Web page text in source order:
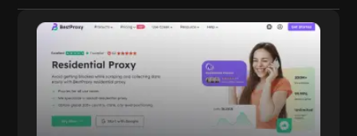
斯洛伐克
愛爾蘭
烏克蘭
巴基斯坦
谷歌
臉書
YesMovies
Torrent Galaxy
付費
ISP
住宅
数据中心
BestProxy
BestProxy
BestProxy 是全球領先的代理IP服務提供商，專
注於提供五大核心產品：動態住宅代理、靜態住宅
代理、無限制住宅代理、長期ISP代理和靜態數據
中心代理。BestProxy在全球200多個國家和地區
提供服務，擁有超過8000萬個優質IP資源，確保